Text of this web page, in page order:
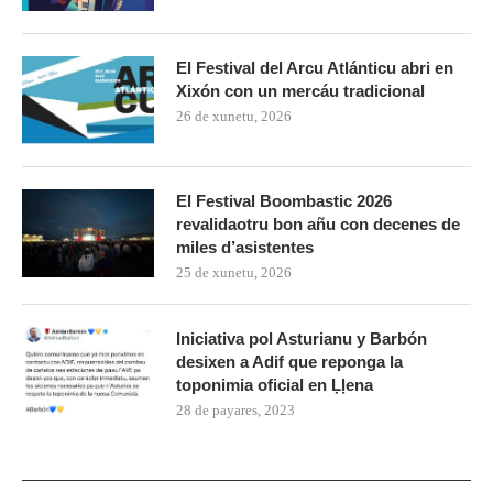
El Festival del Arcu Atlánticu abri en
Xixón con un mercáu tradicional
26 de xunetu, 2026
El Festival Boombastic 2026
revalidaotru bon añu con decenes de
miles d’asistentes
25 de xunetu, 2026
Iniciativa pol Asturianu y Barbón
desixen a Adif que reponga la
toponimia oficial en Ḷḷena
28 de payares, 2023